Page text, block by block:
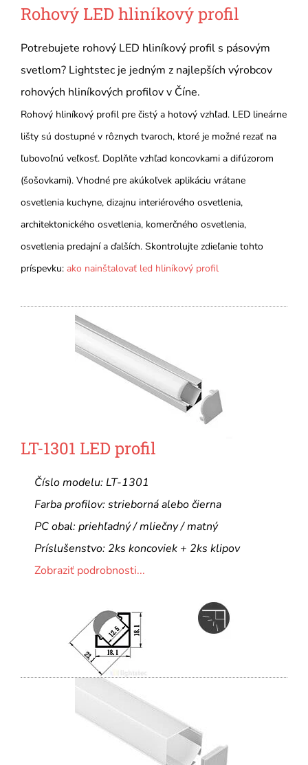
Rohový LED hliníkový profil
Potrebujete rohový LED hliníkový profil s pásovým
svetlom? Lightstec je jedným z najlepších výrobcov
rohových hliníkových profilov v Číne.
Rohový hliníkový profil pre čistý a hotový vzhľad. LED lineárne
lišty sú dostupné v rôznych tvaroch, ktoré je možné rezať na
ľubovoľnú veľkosť. Doplňte vzhľad koncovkami a difúzorom
(šošovkami). Vhodné pre akúkoľvek aplikáciu vrátane
osvetlenia kuchyne, dizajnu interiérového osvetlenia,
architektonického osvetlenia, komerčného osvetlenia,
osvetlenia predajní a ďalších. Skontrolujte zdieľanie tohto
príspevku: ako nainštalovať led hliníkový profil
LT-1301 LED profil
Číslo modelu: LT-1301
Farba profilov: strieborná alebo čierna
PC obal: priehľadný / mliečny / matný
Príslušenstvo: 2ks koncoviek + 2ks klipov
Zobraziť podrobnosti...